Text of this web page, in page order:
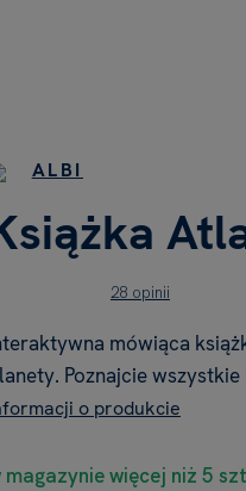
ALBI
28 opinii
mówiąca
Poznajcie
o produkcie
magazynie więcej niż 5 szt